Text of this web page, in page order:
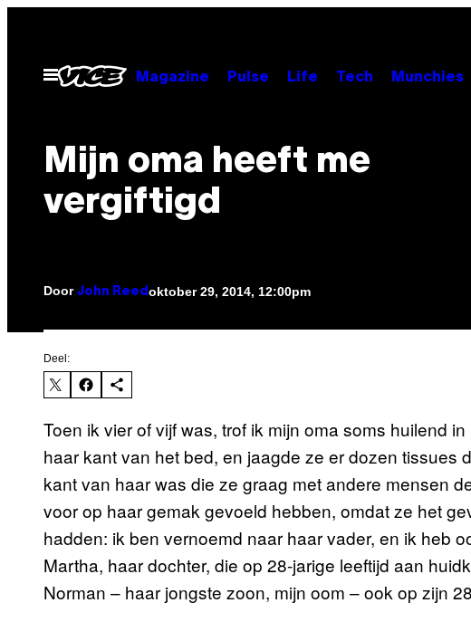
Open
menu
Magazine Pulse Life Tech Munchies
Mijn oma heeft me
vergiftigd
Door John Reed oktober 29, 2014, 12:00pm
Deel:
Toen ik vier of vijf was, trof ik mijn oma soms huilend
haar kant van het bed, en jaagde ze er dozen tissues
kant van haar was die ze graag met andere mensen
voor op haar gemak gevoeld hebben, omdat ze het
hadden: ik ben vernoemd naar haar vader, en ik heb
Martha, haar dochter, die op 28-jarige leeftijd aan
Norman – haar jongste zoon, mijn oom – ook op zijn